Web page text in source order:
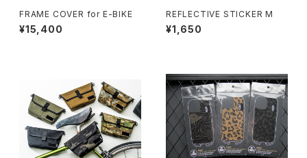
FRAME COVER for E-BIKE
¥15,400
REFLECTIVE STICKER M
¥1,650